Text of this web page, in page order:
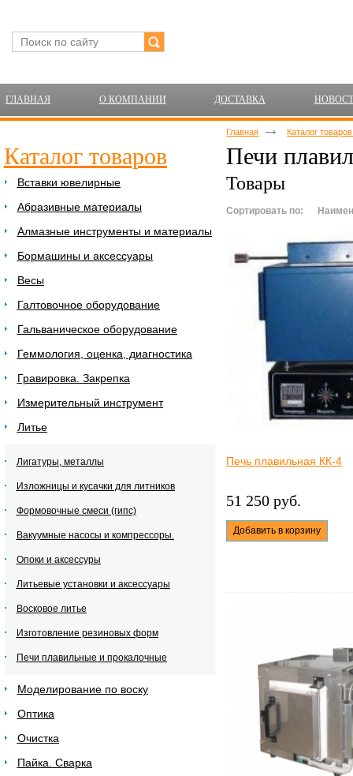
ГЛАВНАЯ О КОМПАНИИ ДОСТАВКА
Каталог товаров
Вставки ювелирные
Абразивные материалы
Алмазные инструменты и материалы
Бормашины и аксессуары
Весы
Галтовочное оборудование
Гальваническое оборудование
Геммология, оценка, диагностика
Гравировка. Закрепка
Измерительный инструмент
Литье
Лигатуры, металлы
Изложницы и кусачки для литников
Формовочные смеси (гипс)
Вакуумные насосы и компрессоры.
Опоки и аксессуры
Литьевые установки и аксессуары
Восковое литье
Изготовление резиновых форм
Печи плавильные и прокалочные
Моделирование по воску
Оптика
Очистка
Пайка. Сварка
Главная Каталог
Печи
Товары
Сортировать по:
Печь плавильная КК-4
51 250 руб.
Добавить в корзину